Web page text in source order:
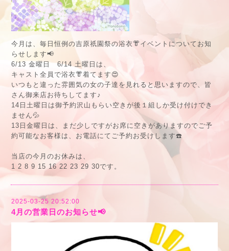
今月は、毎日恒例の吉原祇園祭の浴衣👘イベントについてお知
らせします📢
6/13 金曜日 6/14 土曜日は、
キャスト全員で浴衣👘着てます😍
いつもと違った雰囲気の女の子達を見れると思いますので、皆
さん御来店お待ちしてます♪
14日土曜日は御予約沢山もらい空きが後１組しか受け付けでき
ません💦
13日金曜日は、まだ少しですがお席に空きがありますのでご予
約可能なお客様は、お電話にてご予約お受けします☎️
当店の今月のお休みは、
1 2 8 9 15 16 22 23 29 30です。
2025-03-25 20:52:00
4月の営業日のお知らせ📢